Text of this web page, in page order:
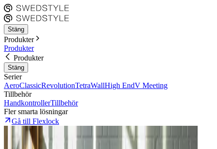
Stäng
Produkter
Produkter
Produkter
Stäng
Serier
AeroClassicRevolutionTetraWallHigh EndV Meeting
Tillbehör
HandkontrollerTillbehör
Fler smarta lösningar
Gå till Flexlock